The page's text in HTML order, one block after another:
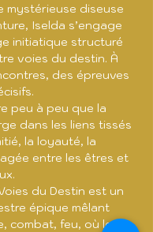
mystérieuse diseuse
Iselda s’engage
initiatique structuré
voies du destin. À
des épreuves
peu à peu que la
dans les liens tissés
la loyauté, la
entre les êtres et
du Destin est un
épique mêlant
combat, feu, où le